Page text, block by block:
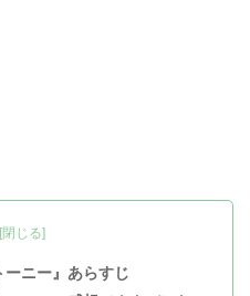
ーニー』あらすじ